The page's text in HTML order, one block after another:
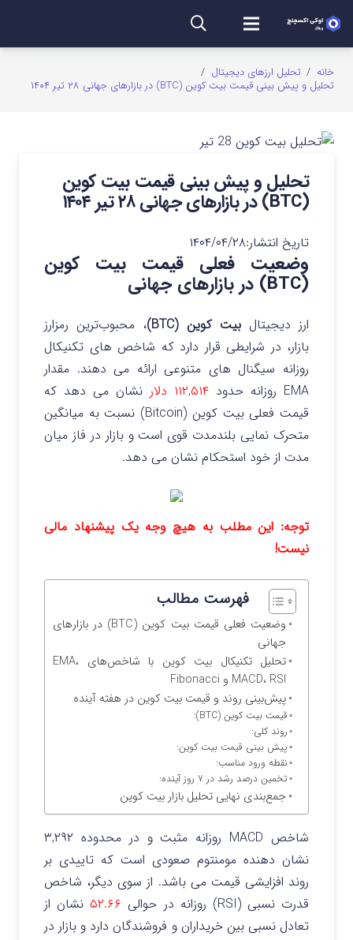
خانه / تحلیل ارزهای دیجیتال /
تحلیل و پیش‌ بینی قیمت بیت‌ کوین (BTC) در بازارهای جهانی ۲۸ تیر ۱۴۰۴
تحلیل و پیش‌ بینی قیمت بیت‌ کوین
(BTC) در بازارهای جهانی ۲۸ تیر ۱۴۰۴
تاریخ انتشار:۱۴۰۴/۰۴/۲۸
وضعیت فعلی قیمت بیت‌ کوین
(BTC) در بازارهای جهانی
ارز دیجیتالبیت‌ کوین (BTC)
، محبوب‌ترین رمزارز
بازار، در شرایطی قرار دارد که شاخص‌ های تکنیکال
روزانه سیگنال‌ های متنوعی ارائه می‌ دهند. مقدار
EMA روزانه حدود
۱۱۲,۵۱۴ دلار
نشان می‌ دهد که
قیمت فعلی بیت‌ کوین (Bitcoin) نسبت به میانگین
متحرک نمایی بلندمدت قوی است و بازار در فاز میان‌
مدت از خود استحکام نشان می‌ دهد.
توجه: این مطلب به هیچ وجه یک پیشنهاد مالی
نیست!
فهرست مطالب
وضعیت فعلی قیمت بیت‌ کوین (BTC) در بازارهای
جهانی
تحلیل تکنیکال بیت‌ کوین با شاخص‌های EMA،
MACD، RSI و Fibonacci
پیش‌بینی روند و قیمت بیت‌ کوین در هفته آینده
قیمت بیت‌ کوین (BTC):
روند کلی:
پیش‌ بینی قیمت بیت کوین:
نقطه ورود مناسب:
تخمین درصد رشد در ۷ روز آینده:
جمع‌بندی نهایی تحلیل بازار بیت‌ کوین
شاخص MACD روزانه مثبت و در محدوده ۳,۲۹۲
نشان دهنده مومنتوم صعودی است که تاییدی بر
روند افزایشی قیمت می‌ باشد. از سوی دیگر، شاخص
قدرت نسبی (RSI) روزانه در حوالی
۵۲.۶۶نشان از
تعادل نسبی بین خریداران و فروشندگان دارد و بازار در